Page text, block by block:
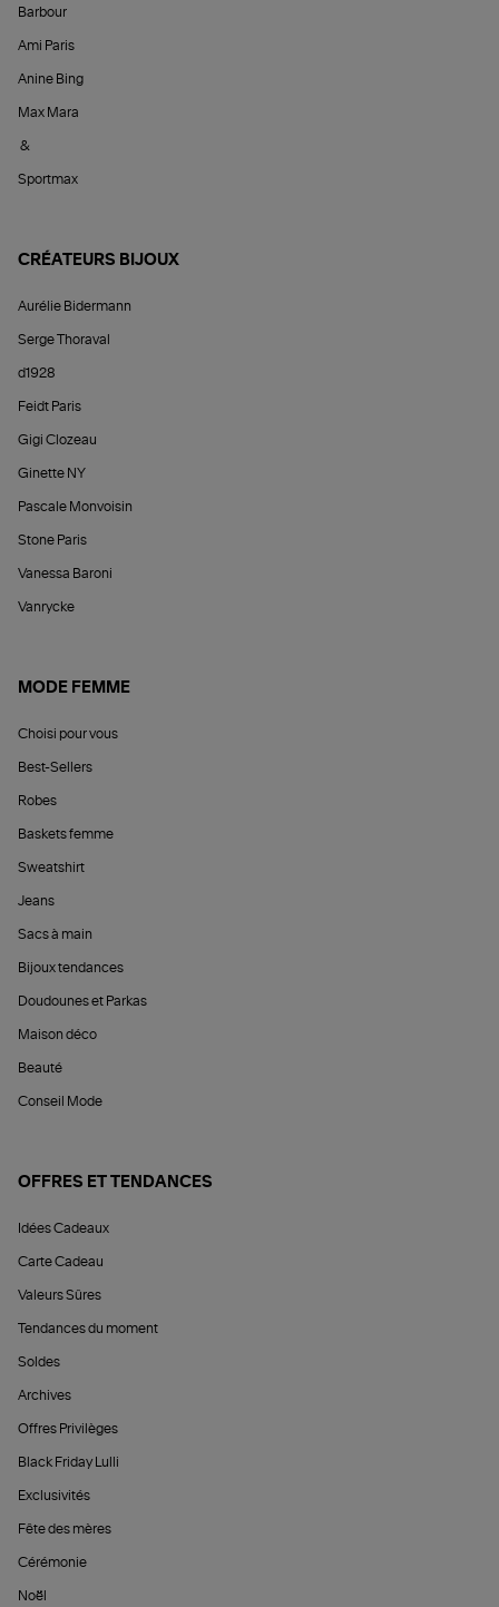
Barbour
Ami Paris
Anine Bing
Max Mara
&
Sportmax
CRÉATEURS BIJOUX
Aurélie Bidermann
Serge Thoraval
d1928
Feidt Paris
Gigi Clozeau
Ginette NY
Pascale Monvoisin
Stone Paris
Vanessa Baroni
Vanrycke
MODE FEMME
Choisi pour vous
Best-Sellers
Robes
Baskets femme
Sweatshirt
Jeans
Sacs à main
Bijoux tendances
Doudounes et Parkas
Maison déco
Beauté
Conseil Mode
OFFRES ET TENDANCES
Idées Cadeaux
Carte Cadeau
Valeurs Sûres
Tendances du moment
Soldes
Archives
Offres Privilèges
Black Friday Lulli
Exclusivités
Fête des mères
Cérémonie
Noël